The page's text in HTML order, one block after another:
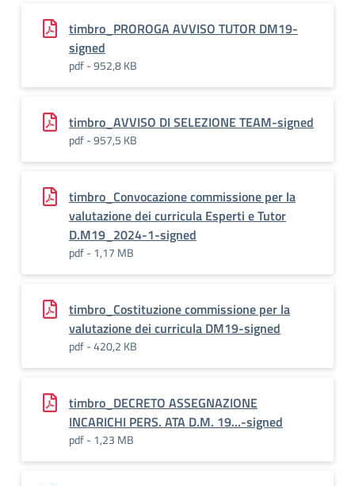
timbro_PROROGA AVVISO TUTOR DM19-
signed
pdf - 952,8 KB
timbro_AVVISO DI SELEZIONE TEAM-signed
pdf - 957,5 KB
timbro_Convocazione commissione per la
valutazione dei curricula Esperti e Tutor
D.M19_2024-1-signed
pdf - 1,17 MB
timbro_Costituzione commissione per la
valutazione dei curricula DM19-signed
pdf - 420,2 KB
timbro_DECRETO ASSEGNAZIONE
INCARICHI PERS. ATA D.M. 19...-signed
pdf - 1,23 MB